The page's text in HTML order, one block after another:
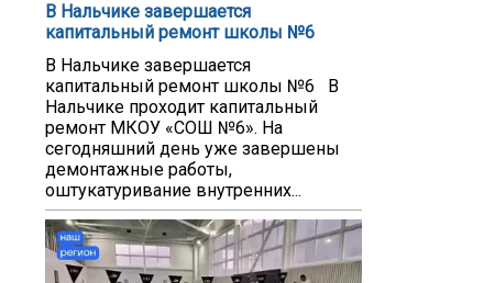
В Нальчике завершается
капитальный ремонт школы №6
В Нальчике завершается
капитальный ремонт школы №6 В
Нальчике проходит капитальный
ремонт МКОУ «СОШ №6». На
сегодняшний день уже завершены
демонтажные работы,
оштукатуривание внутренних...